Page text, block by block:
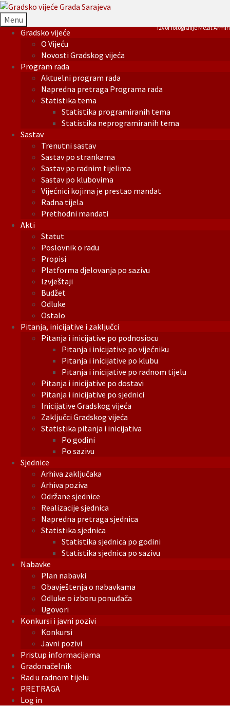
Menu
Gradsko vijeće
O Vijeću
Novosti Gradskog vijeća
Program rada
Aktuelni program rada
Napredna pretraga Programa rada
Statistika tema
Statistika programiranih tema
Statistika neprogramiranih tema
Sastav
Trenutni sastav
Sastav po strankama
Sastav po radnim tijelima
Sastav po klubovima
Vijećnici kojima je prestao mandat
Radna tijela
Prethodni mandati
Akti
Statut
Poslovnik o radu
Propisi
Platforma djelovanja po sazivu
Izvještaji
Budžet
Odluke
Ostalo
Pitanja, inicijative i zaključci
Pitanja i inicijative po podnosiocu
Pitanja i inicijative po vijećniku
Pitanja i inicijative po klubu
Pitanja i inicijative po radnom tijelu
Pitanja i inicijative po dostavi
Pitanja i inicijative po sjednici
Inicijative Gradskog vijeća
Zaključci Gradskog vijeća
Statistika pitanja i inicijativa
Po godini
Po sazivu
Sjednice
Arhiva zaključaka
Arhiva poziva
Održane sjednice
Realizacije sjednica
Napredna pretraga sjednica
Statistika sjednica
Statistika sjednica po godini
Statistika sjednica po sazivu
Nabavke
Plan nabavki
Obavještenja o nabavkama
Odluke o izboru ponuđača
Ugovori
Konkursi i javni pozivi
Konkursi
Javni pozivi
Pristup informacijama
Gradonačelnik
Rad u radnom tijelu
PRETRAGA
Log in
Izvor fotografije Mezit Armin